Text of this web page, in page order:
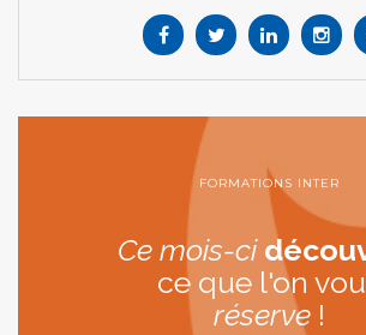
FORMATIONS INTER
Ce mois-ci
ce que l'on
réserve!